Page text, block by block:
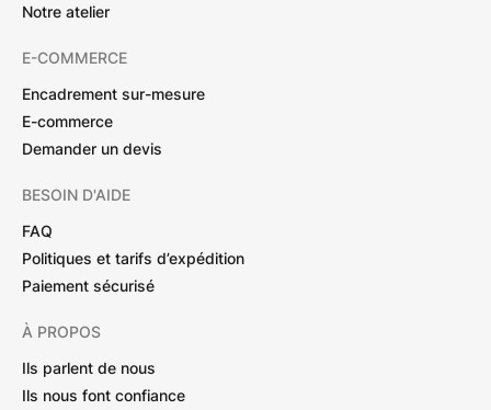
Notre atelier
E-COMMERCE
Encadrement sur-mesure
E-commerce
Demander un devis
BESOIN D'AIDE
FAQ
Politiques et tarifs d’expédition
Paiement sécurisé
À PROPOS
Ils parlent de nous
Ils nous font confiance